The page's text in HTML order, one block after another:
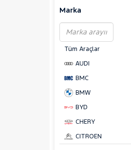
Marka
Tüm Araçlar
AUDI
BMC
BMW
BYD
CHERY
CITROEN